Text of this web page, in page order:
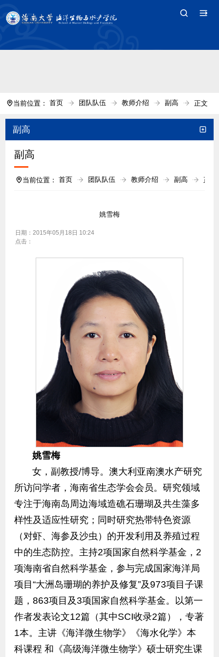
中国·tyc7111cc太阳(集团)官方网站-Branding
当前位置：首页 团队队伍 教师介绍 副高 正文
副高
副高
当前位置：首页 团队队伍 教师介绍 副高 正文
姚雪梅
日期：2015年05月18日 10:24
点击：
姚雪梅
女，副教授/博导。澳大利亚南澳水产研究
所访问学者，海南省生态学会会员。研究领域
专注于海南岛周边海域造礁石珊瑚及共生藻多
样性及适应性研究；同时研究热带特色资源
（对虾、海参及沙虫）的开发利用及养殖过程
中的生态防控。主持2项国家自然科学基金，2
项海南省自然科学基金，参与完成国家海洋局
项目“大洲岛珊瑚的养护及修复”及973项目子课
题，863项目及3项国家自然科学基金。以第一
作者发表论文12篇（其中SCI收录2篇），专著
1本。主讲《海洋微生物学》《海水化学》本
科课程 和《高级海洋微生物学》硕士研究生课